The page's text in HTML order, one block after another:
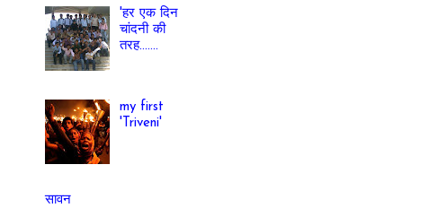
'हर एक दिन
चांदनी की
तरह.......
my first
'Triveni'
सावन